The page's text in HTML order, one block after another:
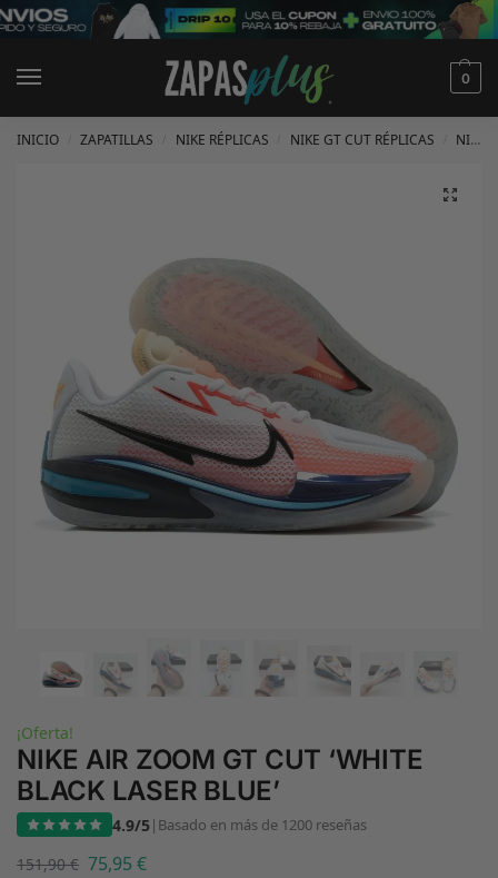
0
INICIO ZAPATILLAS NIKE RÉPLICAS NIKE GT CUT RÉPLICAS NIKE GT CUT 1 RÉPLICAS
¡Oferta!
NIKE AIR ZOOM GT CUT ‘WHITE
BLACK LASER BLUE’
4.9/5| Basado en más de 1200 reseñas
151,90€ 75,95 €